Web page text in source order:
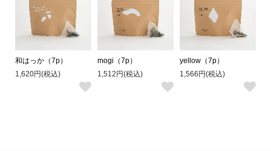
和はっか（7p）
1,620円(税込)
mogi（7p）
1,512円(税込)
yellow（7p）
1,566円(税込)